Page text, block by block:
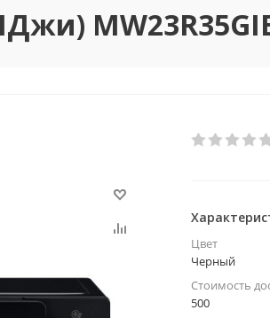
Цвет
Черный
Стоимость
500